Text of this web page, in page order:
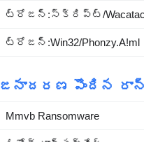
ట్రోజన్:స్క్రిప్ట్/
ట్రోజన్:Win32/Phonzy.A!ml
జనాదరణ పొందిన
Mmvb Ransomware